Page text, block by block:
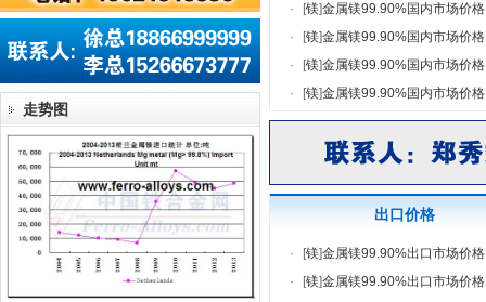
走势图
·
[镁]金属镁99.90%国内市场价格
·
[镁]金属镁99.90%国内市场价格
·
[镁]金属镁99.90%国内市场价格
·
[镁]金属镁99.90%国内市场价格
出口价格
· [镁]金属镁99.90%出口市场价格
·
[镁]金属镁99.90%出口市场价格